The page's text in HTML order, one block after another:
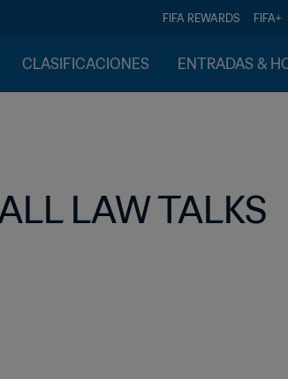
FIFA REWARDS FIFA+
CLASIFICACIONES ENTRADAS &
LAW TALKS